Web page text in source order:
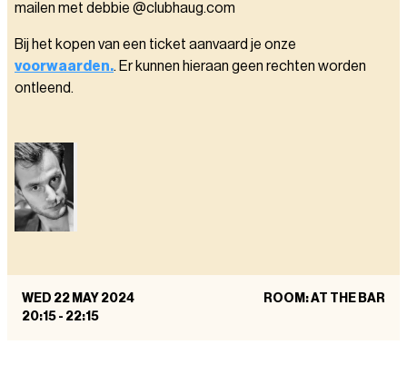
mailen met debbie @clubhaug.com
Bij het kopen van een ticket aanvaard je onze
voorwaarden.. Er kunnen hieraan geen rechten worden
ontleend.
WED 22 MAY 2024
20:15 - 22:15
ROOM: AT THE BAR